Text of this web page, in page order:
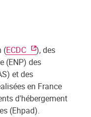
(ECDC
), des
(ENP) des
et des
en France
d'hébergement
(Ehpad).